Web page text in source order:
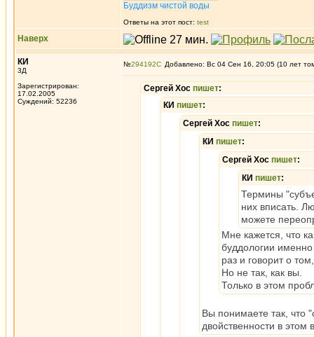
Буддизм чистой воды
Ответы на этот пост: test
Наверх
КИ
3Д
Зарегистрирован:
17.02.2005
Суждений: 52236
№294192 Добавлено: Вс 04 Сен 16, 20:05 (10 лет
Сергей Хос пишет:
КИ пишет:
Сергей Хос пишет:
КИ пишет:
Сергей Хос пишет:
КИ пишет:
Термины
них вписать.
можете
Мне кажется, что
буддологии
раз и говорит о
Но не так, как вы.
Только в этом
Вы понимаете так, что
двойственности в этом